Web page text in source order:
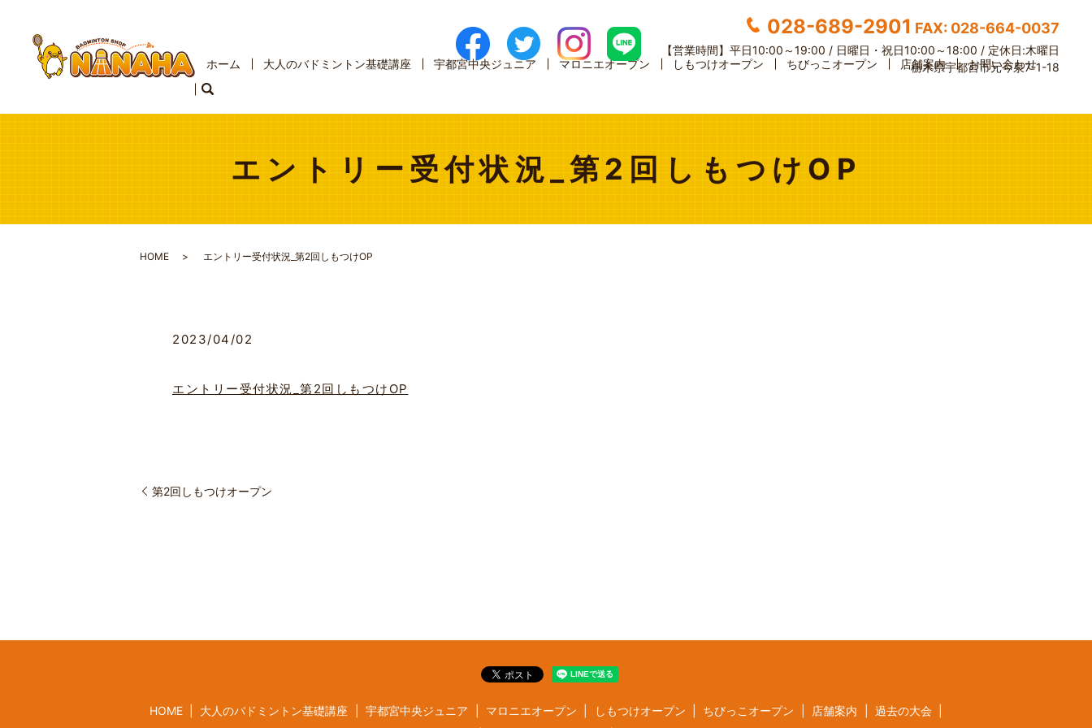
028-689-2901 FAX: 028-664-0037
【営業時間】 平日10:00～19:00 / 日曜日・祝日10:00～18:00 / 定休日:木曜日
栃木県宇都宮市元今泉7-1-18
ホーム 大人のバドミントン基礎講座 宇都宮中央ジュニア マロニエオープン しもつけオープン ちびっこオープン 店舗案内 お問い合わせ
エントリー受付状況_第2回しもつけOP
HOME エントリー受付状況_第2回しもつけOP
2023/04/02
エントリー受付状況_第2回しもつけOP
第2回しもつけオープン
HOME 大人のバドミントン基礎講座 宇都宮中央ジュニア マロニエオープン しもつけオープン ちびっこオープン 店舗案内
過去の大会